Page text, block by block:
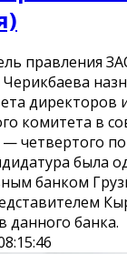
правления
директоров
комитета в
четвертого
была
банком
данного банка.